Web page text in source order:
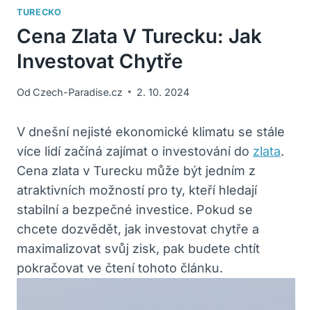
TURECKO
Cena Zlata V Turecku: Jak
Investovat Chytře
Od Czech-Paradise.cz 2. 10. 2024
V dnešní nejisté ekonomické klimatu se stále
více lidí začíná zajímat o investování do zlata.
Cena zlata v Turecku může být jedním z
atraktivních možností pro ty, kteří hledají
stabilní a bezpečné investice. Pokud se
chcete dozvědět, jak investovat chytře a
maximalizovat svůj zisk, pak budete chtít
pokračovat ve čtení tohoto článku.